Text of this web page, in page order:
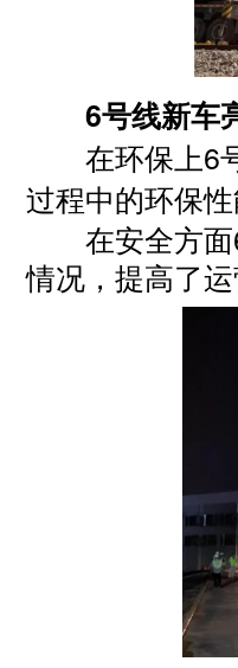
6号线新车
在环保上6号
过程中的环保
在安全方面6
情况，提高了